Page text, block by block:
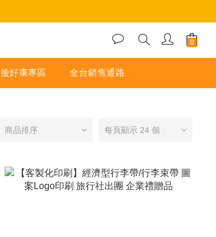
撿好康專區 全台銷售通路
商品排序 每頁顯示 24 個